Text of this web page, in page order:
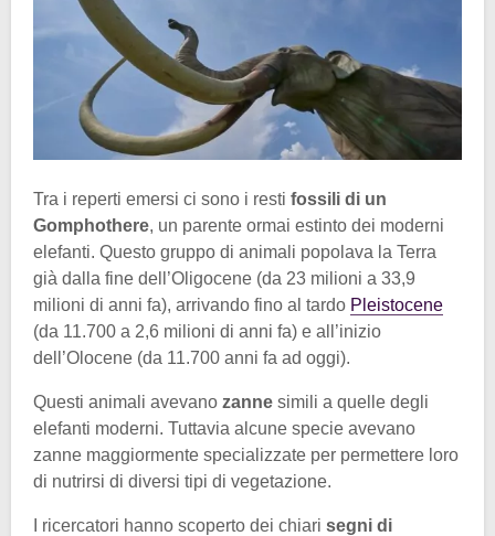
Tra i reperti emersi ci sono i resti fossili di un
Gomphothere, un parente ormai estinto dei moderni
elefanti. Questo gruppo di animali popolava la Terra
già dalla fine dell’Oligocene (da 23 milioni a 33,9
milioni di anni fa), arrivando fino al tardo Pleistocene
(da 11.700 a 2,6 milioni di anni fa) e all’inizio
dell’Olocene (da 11.700 anni fa ad oggi).
Questi animali avevano zanne simili a quelle degli
elefanti moderni. Tuttavia alcune specie avevano
zanne maggiormente specializzate per permettere loro
di nutrirsi di diversi tipi di vegetazione.
I ricercatori hanno scoperto dei chiari segni di